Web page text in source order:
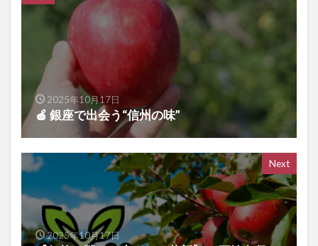
2025年10月17日
🍎 銀座で出会う“信州の味”
Next
2025年10月17日